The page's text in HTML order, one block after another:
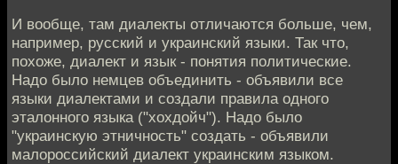
И вообще, там диалекты отличаются больше, чем,
например, русский и украинский языки. Так что,
похоже, диалект и язык - понятия политические.
Надо было немцев объединить - объявили все
языки диалектами и создали правила одного
эталонного языка ("хохдойч"). Надо было
"украинскую этничность" создать - объявили
малороссийский диалект украинским языком.